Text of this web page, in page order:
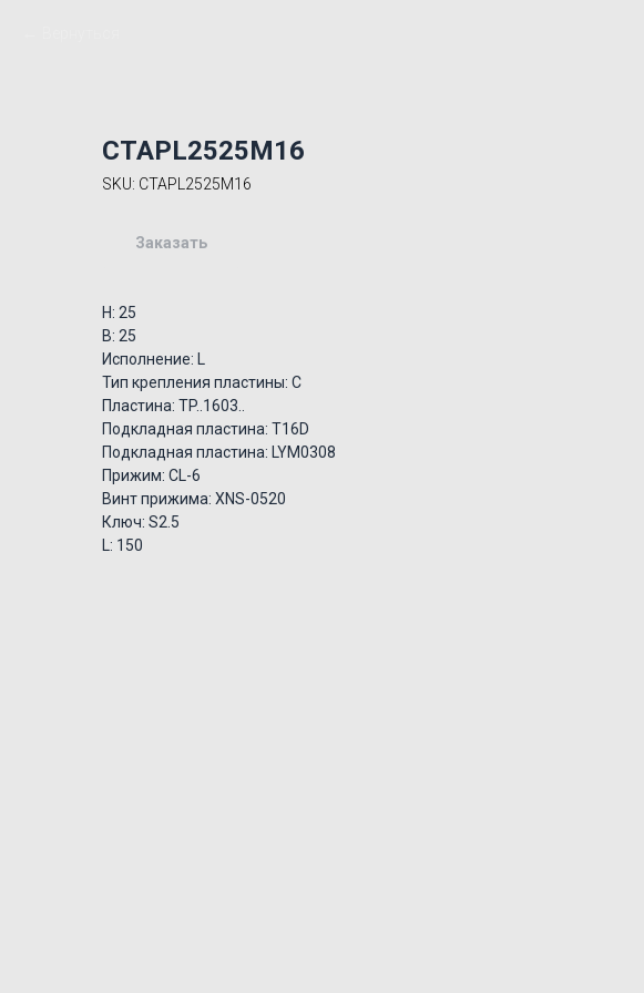
CTAPL2525M16
SKU: CTAPL2525M16
Заказать
H: 25
B: 25
Исполнение: L
Тип крепления пластины: C
Пластина: TP..1603..
Подкладная пластина: T16D
Подкладная пластина: LYM0308
Прижим: CL-6
Винт прижима: XNS-0520
Ключ: S2.5
L: 150